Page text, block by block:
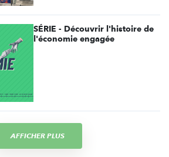
SÉRIE - Découvrir l'histoire de
l'économie engagée
AFFICHER PLUS